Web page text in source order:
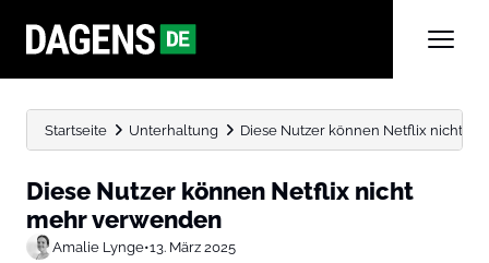
Startseite Unterhaltung Diese Nutzer können Netflix nicht
Diese Nutzer können Netflix nicht
mehr verwenden
Amalie Lynge•13. März 2025